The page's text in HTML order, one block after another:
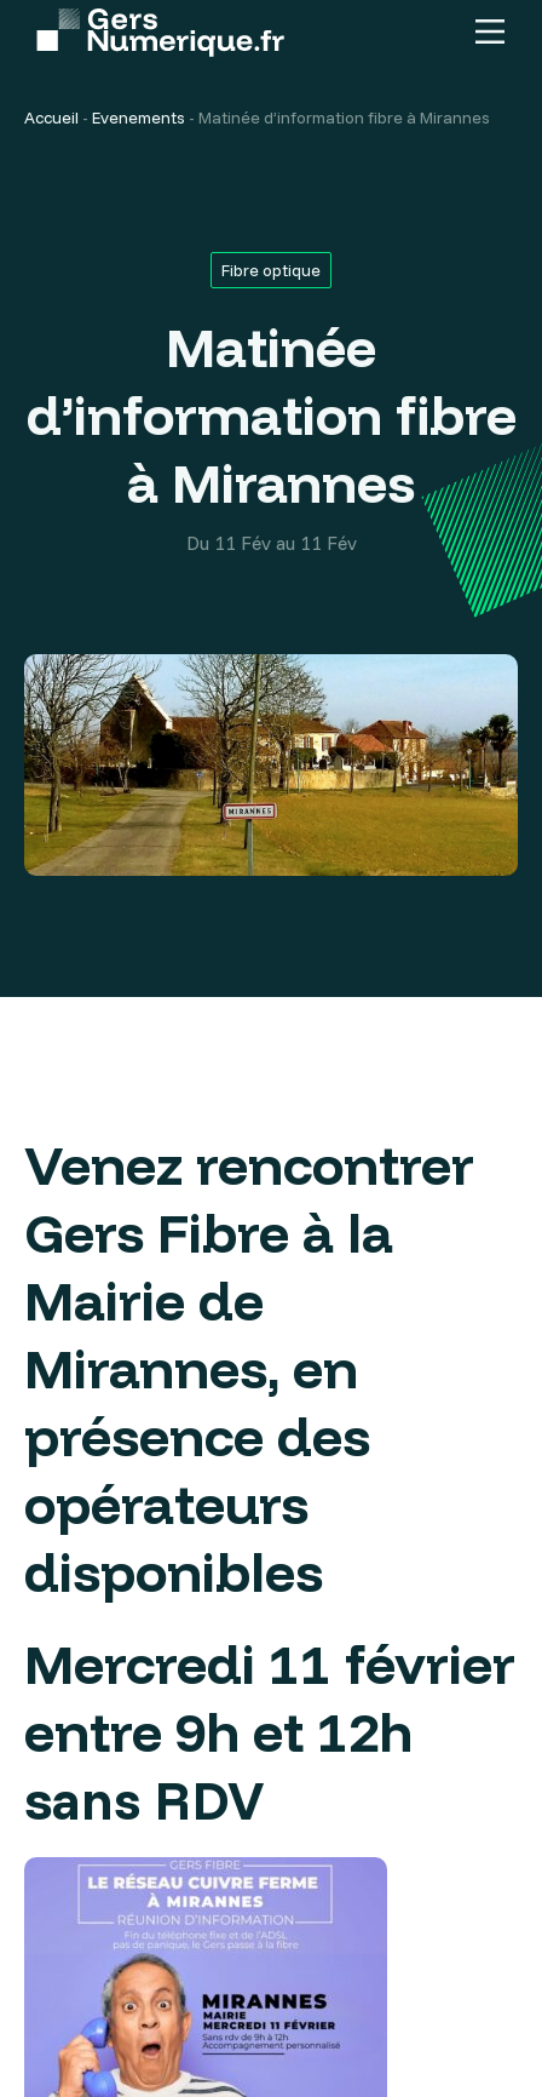
Contenu
principal
Menu
Accueil - Evenements - Matinée d’information fibre à Mirannes
Fibre optique
Matinée
d’information fibre
à Mirannes
Du 11 Fév au 11 Fév
Venez rencontrer
Gers Fibre à la
Mairie de
Mirannes, en
présence des
opérateurs
disponibles
Mercredi 11 février
entre 9h et 12h
sans RDV